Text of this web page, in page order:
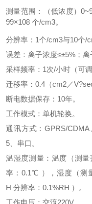
测量范围：（低浓度）
99×108 个/cm3。
分辨率：1个/cm3与10个/
误差：离子浓度≤±5%；离
采样频率：1次/小时（可
迁移率：0.4（cm2／
断电数据保存：10年。
工作模式：单机轮换。
通讯方式：GPRS/
5、串口。
温湿度测量：温度（测
率：0.1℃ ），湿度（测
H 分辨率：0.1%RH ）。
工作电压：交流220V。